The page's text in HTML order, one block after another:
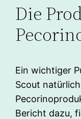
Die
Ein wichtiger
Scout
Bericht dazu,